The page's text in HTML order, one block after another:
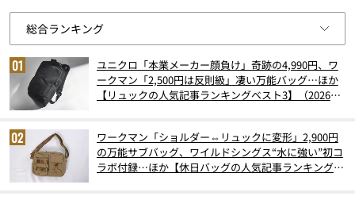
ユニクロ「本業メーカー顔負け」奇跡の4,990円、ワ
ークマン「2,500円は反則級」凄い万能バッグ…ほか
【リュックの人気記事ランキングベスト3】（2026年
ワークマン「ショルダー⇔リュックに変形」2,900円
の万能サブバッグ、ワイルドシングス“水に強い”初コ
ラボ付録…ほか【休日バッグの人気記事ランキングベ